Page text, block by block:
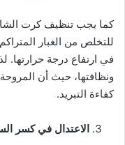
كما يجب تنظيف كرت
للتخلص من الغبار
في ارتفاع درجة حرارتها.
ونظافتها، حيث أن
كفاءة التبريد.
الاعتدال في كسر